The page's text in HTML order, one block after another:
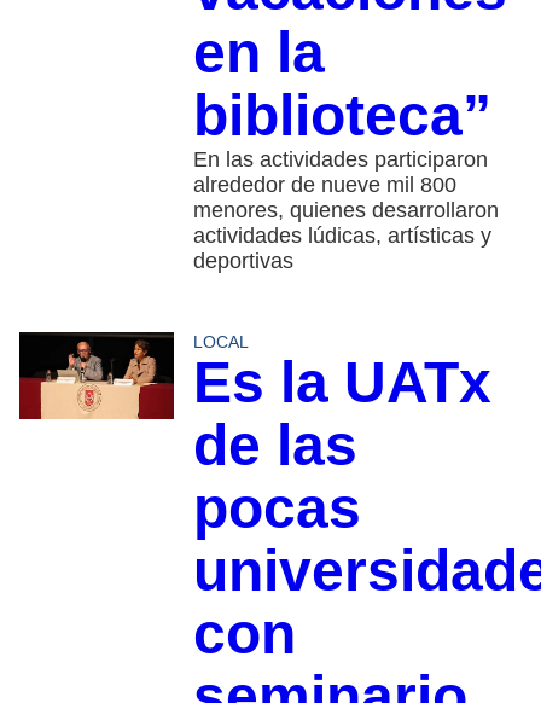
en la
biblioteca”
En las actividades participaron
alrededor de nueve mil 800
menores, quienes desarrollaron
actividades lúdicas, artísticas y
deportivas
LOCAL
Es la UATx
de las
pocas
con